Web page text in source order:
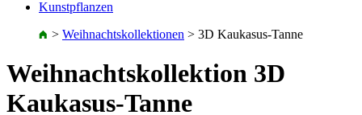
Kunstpflanzen
> Weihnachtskollektionen > 3D Kaukasus-Tanne
Weihnachtskollektion 3D
Kaukasus-Tanne